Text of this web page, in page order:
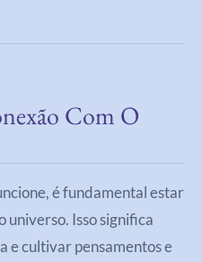
Com O
é fundamental estar
universo. Isso significa
e cultivar pensamentos e